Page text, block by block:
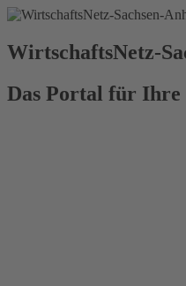
WirtschaftsNetz-
Das Portal für Ihre